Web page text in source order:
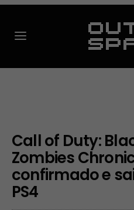
Call of Duty:
Zombies
confirmado e
PS4